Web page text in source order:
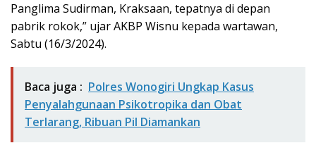
Panglima Sudirman, Kraksaan, tepatnya di depan
pabrik rokok,” ujar AKBP Wisnu kepada wartawan,
Sabtu (16/3/2024).
Baca juga : Polres Wonogiri Ungkap Kasus
Penyalahgunaan Psikotropika dan Obat
Terlarang, Ribuan Pil Diamankan